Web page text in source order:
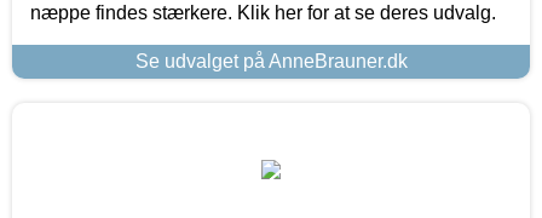
næppe findes stærkere. Klik her for at se deres udvalg.
Se udvalget på AnneBrauner.dk